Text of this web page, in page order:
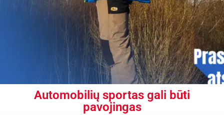
Automobilių sportas gali būti
pavojingas